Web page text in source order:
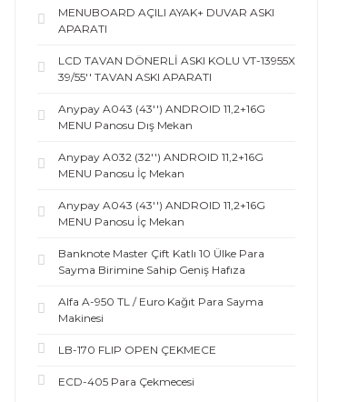
MENUBOARD AÇILI AYAK+ DUVAR ASKI
APARATI
LCD TAVAN DÖNERLİ ASKI KOLU VT-13955X
39/55'' TAVAN ASKI APARATI
Anypay A043 (43'') ANDROID 11,2+16G
MENU Panosu Dış Mekan
Anypay A032 (32'') ANDROID 11,2+16G
MENU Panosu İç Mekan
Anypay A043 (43'') ANDROID 11,2+16G
MENU Panosu İç Mekan
Banknote Master Çift Katlı 10 Ülke Para
Sayma Birimine Sahip Geniş Hafıza
Alfa A-950 TL / Euro Kağıt Para Sayma
Makinesi
LB-170 FLIP OPEN ÇEKMECE
ECD-405 Para Çekmecesi